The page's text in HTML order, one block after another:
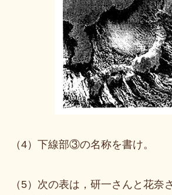
（4）下線部③の名称を書け。
（5）次の表は，研一さんと花奈